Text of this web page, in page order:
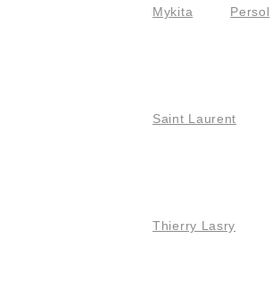
Mykita Persol
Saint Laurent
Thierry Lasry